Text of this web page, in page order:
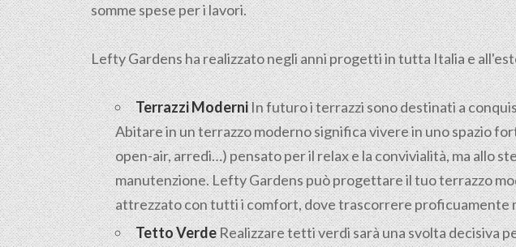
somme spese per i lavori.
Lefty Gardens ha realizzato negli anni progetti in tutta Italia e
Terrazzi ModerniIn futuro i terrazzi sono destinati a
Abitare in un terrazzo moderno significa vivere in uno spazio
open-air, arredi…) pensato per il relax e la convivialità, ma allo
manutenzione. Lefty Gardens può progettare il tuo terrazzo
attrezzato con tutti i comfort, dove trascorrere proficuamente
Tetto VerdeRealizzare tetti verdi sarà una svolta decisiva